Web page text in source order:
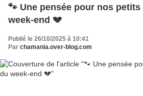
🐾 Une pensée pour nos
week-end 💔
Publié le 26/10/2025 à 10:41
Par chamania.over-blog.com